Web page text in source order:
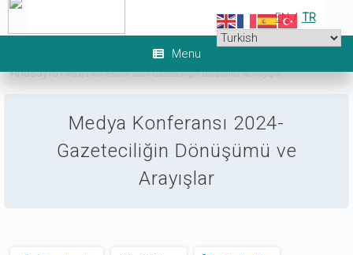
Skip
EN / TR
Menu
Anasayfa»Medya Konferansı 2024-Gazeteciliğin Dönüşümü ve Arayışlar
Medya Konferansı 2024-
Gazeteciliğin Dönüşümü ve
Arayışlar